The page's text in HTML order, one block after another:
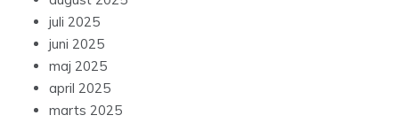
juli 2025
juni 2025
maj 2025
april 2025
marts 2025